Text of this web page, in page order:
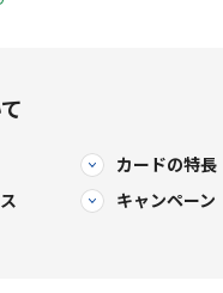
カードの特長
キャンペーン